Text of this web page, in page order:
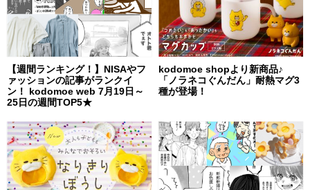
【週間ランキング！】NISAやフ
ァッションの記事がランクイ
ン！ kodomoe web 7月19日～
25日の週間TOP5★
kodomoe shopより新商品♪
「ノラネコぐんだん」耐熱マグ3
種が登場！